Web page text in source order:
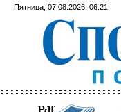
Пятница, 07.08.2026, 06:21